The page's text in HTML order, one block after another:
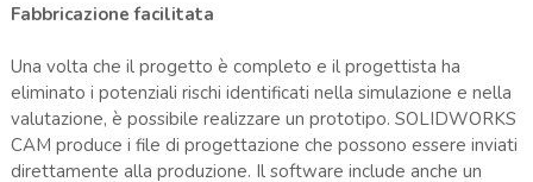
Fabbricazione facilitata
Una volta che il progetto è completo e il progettista ha
eliminato i potenziali rischi identificati nella simulazione e nella
valutazione, è possibile realizzare un prototipo. SOLIDWORKS
CAM produce i file di progettazione che possono essere inviati
direttamente alla produzione. Il software include anche un